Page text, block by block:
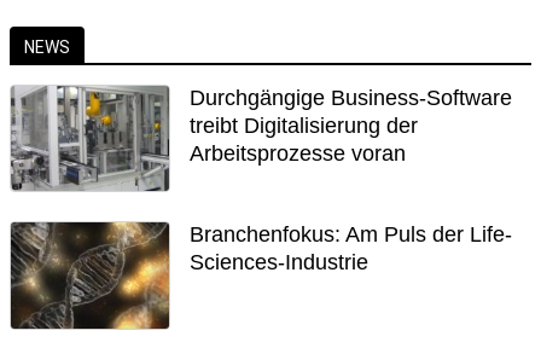
NEWS
Durchgängige Business-Software
treibt Digitalisierung der
Arbeitsprozesse voran
Branchenfokus: Am Puls der Life-
Sciences-Industrie